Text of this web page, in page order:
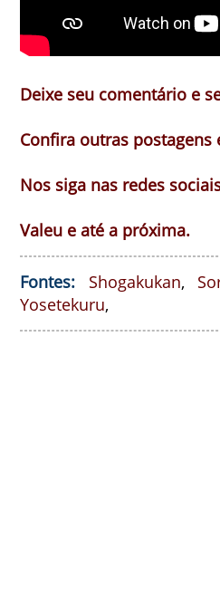
Deixe seu comentário e
Confira outras postagens
Nos siga nas redes
Valeu e até a próxima.
Fontes: Shogakukan,
Yosetekuru,